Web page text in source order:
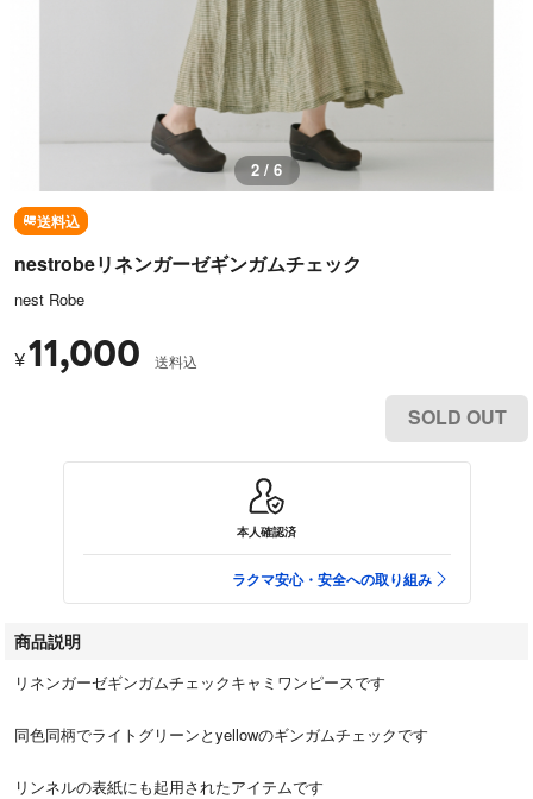
2 / 6
送料込
nestrobeリネンガーゼギンガムチェック
nest Robe
¥11,000 送料込
SOLD OUT
本人確認済
ラクマ安心・安全への取り組み
商品説明
リネンガーゼギンガムチェックキャミワンピースです
同色同柄でライトグリーンとyellowのギンガムチェックです
リンネルの表紙にも起用されたアイテムです